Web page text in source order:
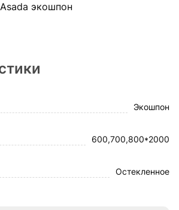
Asada экошпон
Экошпон
600,700,800*2000
Остекленное